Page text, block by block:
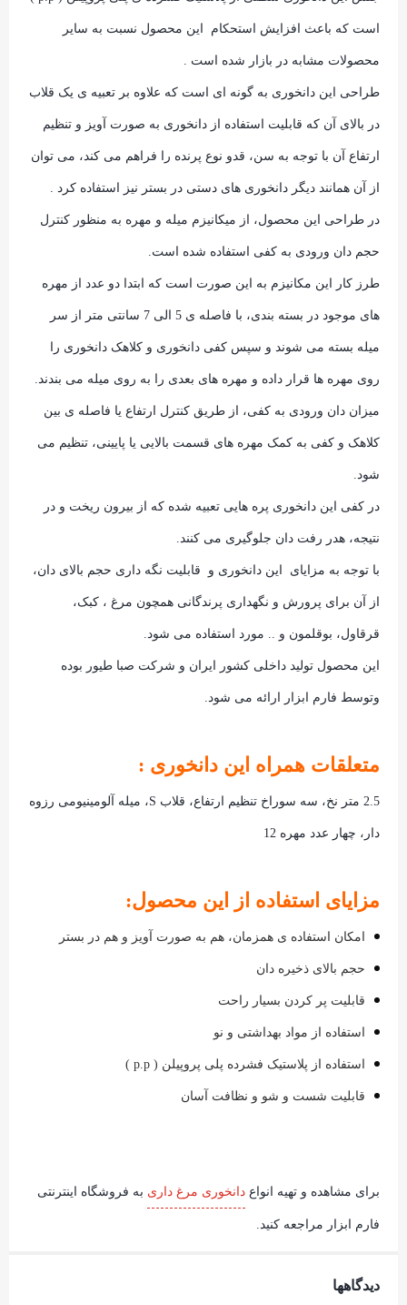
است که باعث افزایش استحکام این محصول نسبت به سایر
محصولات مشابه در بازار شده است .
طراحی این دانخوری به گونه ای است که علاوه بر تعبیه ی یک قلاب
در بالای آن که قابلیت استفاده از دانخوری به صورت آویز و تنظیم
ارتفاع آن با توجه به سن، قدو نوع پرنده را فراهم می کند، می توان
از آن همانند دیگر دانخوری های دستی در بستر نیز استفاده کرد .
در طراحی این محصول، از میکانیزم میله و مهره به منظور کنترل
حجم دان ورودی به کفی استفاده شده است.
طرز کار این مکانیزم به این صورت است که ابتدا دو عدد از مهره
های موجود در بسته بندی، با فاصله ی 5 الی 7 سانتی متر از سر
میله بسته می شوند و سپس کفی دانخوری و کلاهک دانخوری را
روی مهره ها قرار داده و مهره های بعدی را به روی میله می بندند.
میزان دان ورودی به کفی، از طریق کنترل ارتفاع یا فاصله ی بین
کلاهک و کفی به کمک مهره های قسمت بالایی یا پایینی، تنظیم می
شود.
در کفی این دانخوری پره هایی تعبیه شده که از بیرون ریخت و در
نتیجه، هدر رفت دان جلوگیری می کنند.
با توجه به مزایای این دانخوری و قابلیت نگه داری حجم بالای دان،
از آن برای پرورش و نگهداری پرندگانی همچون مرغ ، کبک،
قرقاول، بوقلمون و .. مورد استفاده می شود.
این محصول تولید داخلی کشور ایران و شرکت صبا طیور بوده
وتوسط فارم ابزار ارائه می شود.
متعلقات همراه این دانخوری :
2.5 متر نخ، سه سوراخ تنظیم ارتفاع، قلاب S، میله آلومینیومی رزوه
دار، چهار عدد مهره 12
مزایای استفاده از این محصول:
امکان استفاده ی همزمان، هم به صورت آویز و هم در بستر
حجم بالای ذخیره دان
قابلیت پر کردن بسیار راحت
استفاده از مواد بهداشتی و نو
استفاده از پلاستیک فشرده پلی پروپیلن ( p.p )
قابلیت شست و شو و نظافت آسان
برای مشاهده و تهیه انواع دانخوری مرغ داری به فروشگاه اینترنتی
فارم ابزار مراجعه کنید.
دیدگاهها